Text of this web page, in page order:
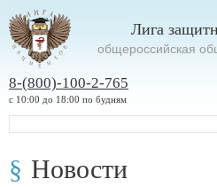
Лига
oбщероссийская
8-(800)-100-2-765
с 10:00 до 18:00 по будням
Новости